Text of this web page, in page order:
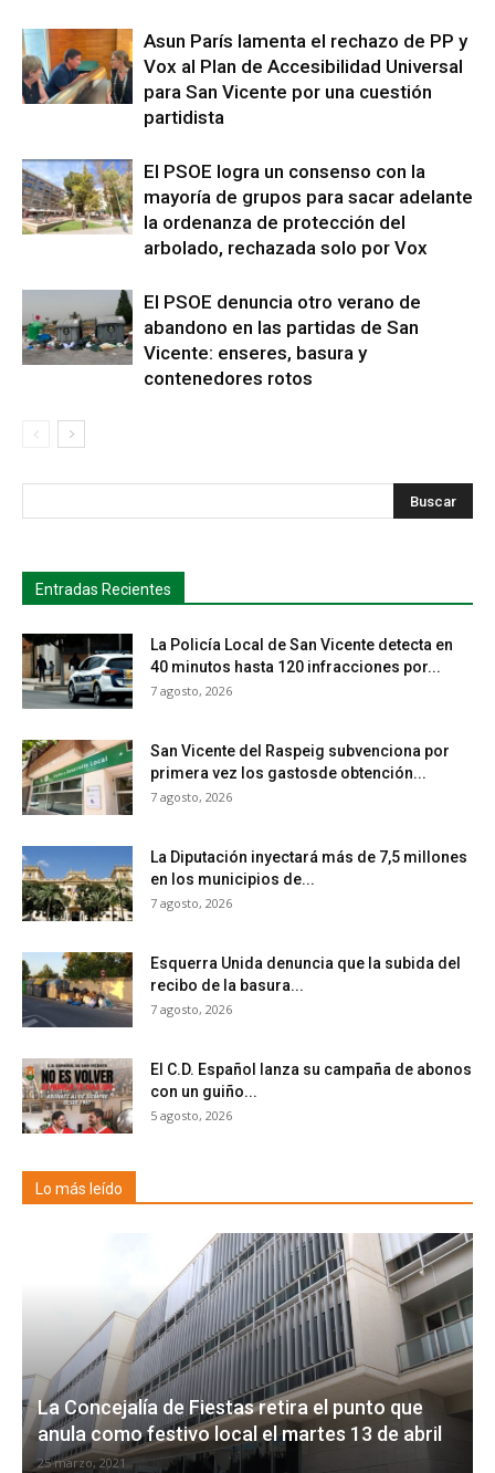
Asun París lamenta el rechazo de PP y
Vox al Plan de Accesibilidad Universal
para San Vicente por una cuestión
partidista
El PSOE logra un consenso con la
mayoría de grupos para sacar adelante
la ordenanza de protección del
arbolado, rechazada solo por Vox
El PSOE denuncia otro verano de
abandono en las partidas de San
Vicente: enseres, basura y
contenedores rotos
Entradas Recientes
La Policía Local de San Vicente detecta en
40 minutos hasta 120 infracciones por...
7 agosto, 2026
San Vicente del Raspeig subvenciona por
primera vez los gastosde obtención...
7 agosto, 2026
La Diputación inyectará más de 7,5 millones
en los municipios de...
7 agosto, 2026
Esquerra Unida denuncia que la subida del
recibo de la basura...
7 agosto, 2026
El C.D. Español lanza su campaña de abonos
con un guiño...
5 agosto, 2026
Lo más leído
La Concejalía de Fiestas retira el punto que
anula como festivo local el martes 13 de abril
25 marzo, 2021